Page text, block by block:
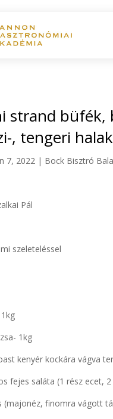
strand büfék,
, tengeri
7, 2022 | Bock Bisztró
Pál
szeleteléssel
1kg
kenyér kockára vágva
fejes saláta (1 rész ecet,
(majonéz, finomra vágott